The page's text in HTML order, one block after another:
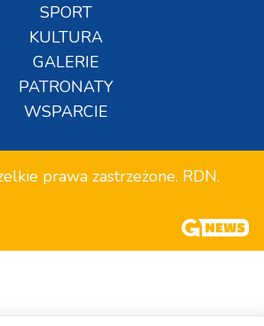
SPORT
KULTURA
GALERIE
PATRONATY
WSPARCIE
prawa zastrzeżone. RDN.